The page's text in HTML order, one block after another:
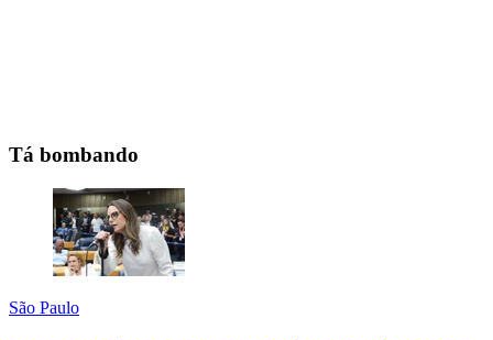
Tá bombando
São Paulo